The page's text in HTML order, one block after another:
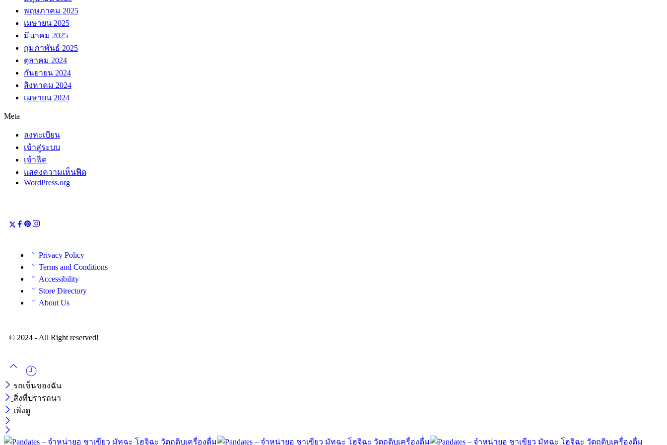
พฤษภาคม 2025
เมษายน 2025
มีนาคม 2025
กุมภาพันธ์ 2025
ตุลาคม 2024
กันยายน 2024
สิงหาคม 2024
เมษายน 2024
Meta
ลงทะเบียน
เข้าสู่ระบบ
เข้าฟีด
แสดงความเห็นฟีด
WordPress.org
Privacy Policy
Terms and Conditions
Accessibility
Store Directory
About Us
© 2024 - All Right reserved!
รถเข็นของฉัน
สิ่งที่ปรารถนา
เพิ่งดู